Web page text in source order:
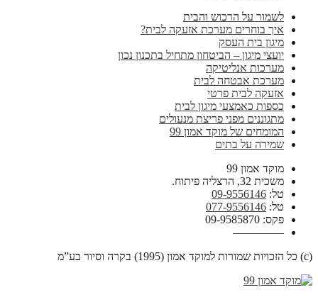
לשמור על הרכוש והבית
איך בוחרים מערכת אזעקה לבית?
מיגון בית העסק
יועצי מיגון – הביטחון מתחיל בתכנון נכון
מערכות אנליטיקה
מערכת אבטחה לבית
אזעקה לבית פרטי
כספות כאמצעי מיגון לבית
מתגוננים מפני פריצת מנעולים
המומחים של מוקד אמון 99
שמירה על בתים
מוקד אמון 99
משכית 32, הרצליה פיתוח.
טל: 09-9556146
טל: 077-9556146
פקס: 09-9585870
————–
(c) כל הזכויות שמורות למוקד אמון (1995) בקרה וסיור בע”מ